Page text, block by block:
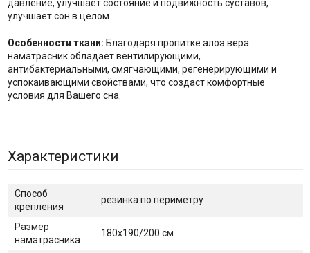
давление, улучшает состояние и подвижность суставов,
улучшает сон в целом.
Особенности ткани: Благодаря пропитке алоэ вера
наматрасник обладает вентилирующими,
антибактериальными, смягчающими, регенерирующими и
успокаивающими свойствами, что создаст комфортные
условия для Вашего сна.
Характеристики
Способ
крепления
резинка по периметру
Размер
наматрасника
180х190/200 см